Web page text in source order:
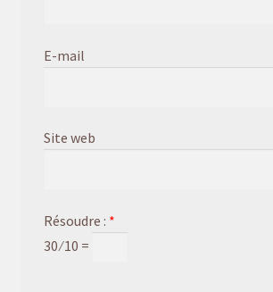
E-mail
Site web
Résoudre : *
30 ⁄ 10 =